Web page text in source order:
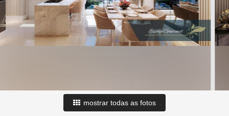
mostrar todas as fotos